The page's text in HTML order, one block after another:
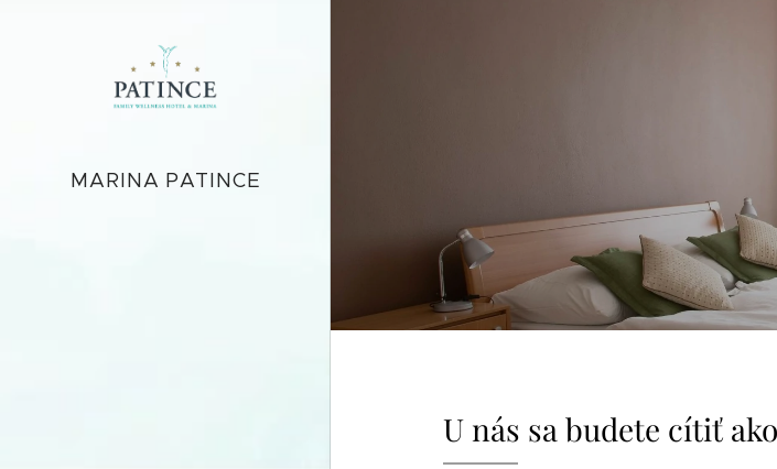
MARINA PATINCE
U nás sa budete cítiť